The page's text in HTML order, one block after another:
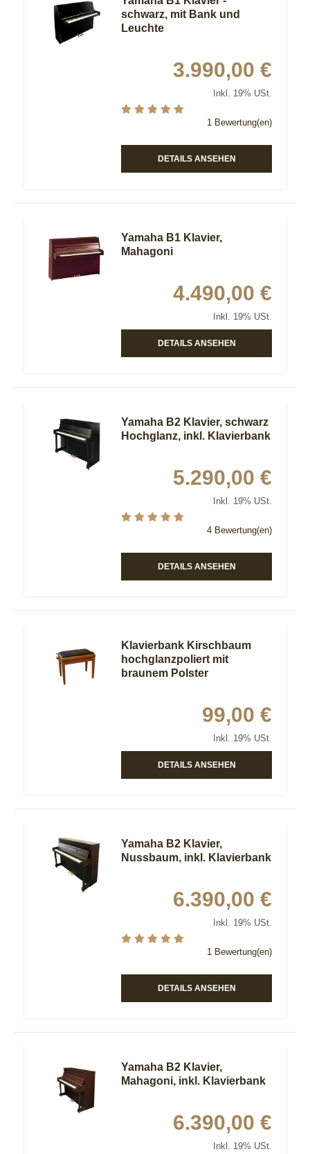
schwarz, mit Bank und
Leuchte
3.990,00 €
Inkl. 19% USt.
1 Bewertung(en)
DETAILS ANSEHEN
Yamaha B1 Klavier,
Mahagoni
4.490,00 €
Inkl. 19% USt.
DETAILS ANSEHEN
Yamaha B2 Klavier, schwarz
Hochglanz, inkl. Klavierbank
5.290,00 €
Inkl. 19% USt.
4 Bewertung(en)
DETAILS ANSEHEN
Klavierbank Kirschbaum
hochglanzpoliert mit
braunem Polster
99,00 €
Inkl. 19% USt.
DETAILS ANSEHEN
Yamaha B2 Klavier,
Nussbaum, inkl. Klavierbank
6.390,00 €
Inkl. 19% USt.
1 Bewertung(en)
DETAILS ANSEHEN
Yamaha B2 Klavier,
Mahagoni, inkl. Klavierbank
6.390,00 €
Inkl. 19% USt.